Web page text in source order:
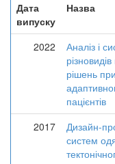
Дата
випуску
Назва
2022
Аналіз і
рішень
пацієнтів
2017
Дизайн-
систем